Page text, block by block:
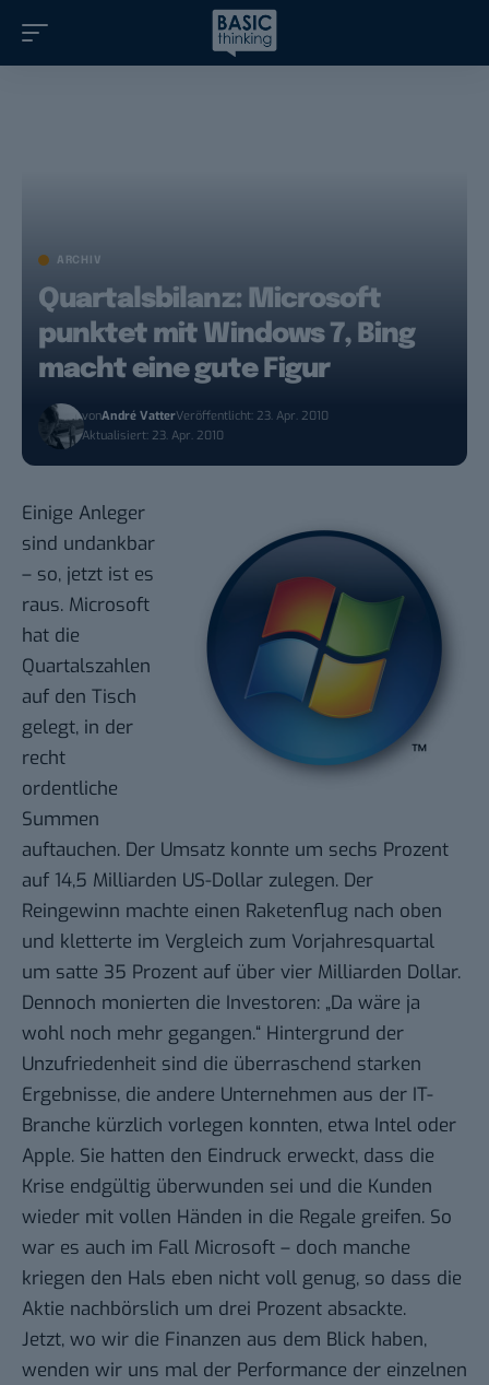
ARCHIV
Quartalsbilanz: Microsoft
punktet mit Windows 7, Bing
macht eine gute Figur
vonAndré VatterVeröffentlicht: 23. Apr. 2010
Aktualisiert: 23. Apr. 2010
Einige Anleger
sind undankbar
– so, jetzt ist es
raus. Microsoft
hat die
Quartalszahlen
auf den Tisch
gelegt, in der
recht
ordentliche
Summen
auftauchen. Der Umsatz konnte um sechs Prozent
auf 14,5 Milliarden US-Dollar zulegen. Der
Reingewinn machte einen Raketenflug nach oben
und kletterte im Vergleich zum Vorjahresquartal
um satte 35 Prozent auf über vier Milliarden Dollar.
Dennoch monierten die Investoren: „Da wäre ja
wohl noch mehr gegangen.“ Hintergrund der
Unzufriedenheit sind die überraschend starken
Ergebnisse, die andere Unternehmen aus der IT-
Branche kürzlich vorlegen konnten, etwa Intel oder
Apple. Sie hatten den Eindruck erweckt, dass die
Krise endgültig überwunden sei und die Kunden
wieder mit vollen Händen in die Regale greifen. So
war es auch im Fall Microsoft – doch manche
kriegen den Hals eben nicht voll genug, so dass die
Aktie nachbörslich um drei Prozent absackte.
Jetzt, wo wir die Finanzen aus dem Blick haben,
wenden wir uns mal der Performance der einzelnen